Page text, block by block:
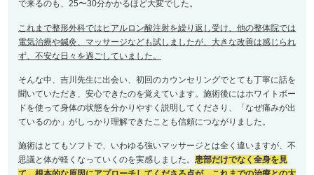
で来るのも、25〜30分かかるほど大変でした。
これまで整形外科ではヒアルロン酸注射を繰り返し受け、他の整体院では
電気治療や鍼灸、マッサージなども試しましたが、大きな改善は感じられ
ず、不安な日々を過ごしていました。
そんな中、吉川先生に出会い、初回のカウンセリングでとても丁寧に話を
聞いていただき、安心できたのを覚えています。施術後にはホワイトボー
ドを使って身体の状態を分かりやすく説明してくださり、「なぜ痛みが出
ているのか」がしっかり理解できたことも信頼につながりました。
施術はとてもソフトで、いわゆる強いマッサージとは全く違いますが、不
思議と体が軽くなっていくのを実感しました。 患部だけでなく全身を見